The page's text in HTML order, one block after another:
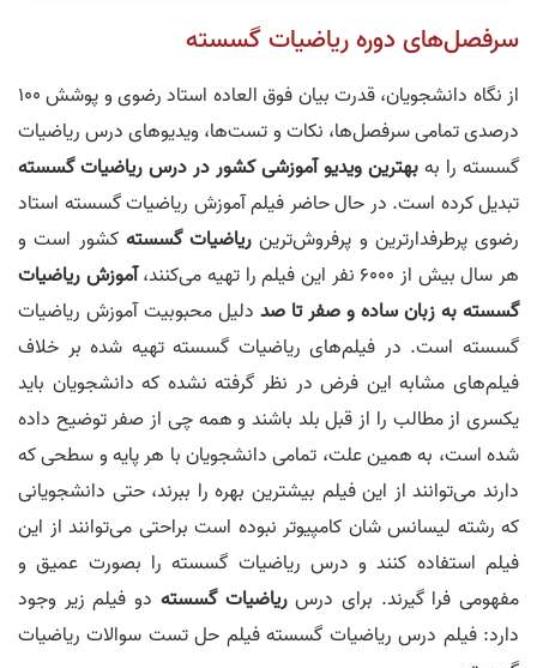
ویدیوها خیلی جامع و کامل بودند واقعا تدریس اساتید عالی بودند
نظر رتبه 8 کنکور 1400
نظر رتبه 2: معماری کامپیوتر و منطقی
نظر رتبه 13 کنکور ارشد کامپیوتر 1401
نظر رتبه 19: تدریس و فن بیان عالی
است
نظر رتبه 12 کنکور ارشد کامپیوتر 1401 نظر رتبه 24: خیلی کامل و جامع است
سرفصل‌های دوره ریاضیات گسسته
از نگاه دانشجویان، قدرت بیان فوق العاده استاد رضوی و پوشش ۱۰۰
درصدی تمامی سرفصل‌ها، نکات و تست‌ها، ویدیوهای درس ریاضیات
گسسته را بهبهترین ویدیو آموزشی کشور در درس ریاضیات گسسته
تبدیل کرده است. در حال حاضر فیلم آموزش ریاضیات گسسته استاد
رضوی پرطرفدارترین و پرفروش‌ترین ریاضیات گسسته کشور است و
هر سال بیش از ۶۰۰۰ نفر این فیلم را تهیه می‌کنند،
آموزش ریاضیات
گسسته به زبان ساده و صفر تا صد دلیل محبوبیت آموزش ریاضیات
گسسته است. در فیلم‌های ریاضیات گسسته تهیه شده بر خلاف
فیلم‌های مشابه این فرض در نظر گرفته نشده که دانشجویان باید
یکسری از مطالب را از قبل بلد باشند و همه چی از صفر توضیح داده
شده است، به همین علت، تمامی دانشجویان با هر پایه و سطحی که
دارند می‌توانند از این فیلم‌ بیشترین بهره را ببرند، حتی دانشجویانی
که رشته لیسانس شان کامپیوتر نبوده است براحتی می‌توانند از این
فیلم استفاده کنند و درس ریاضیات گسسته را بصورت عمیق و
مفهومی فرا گیرند. برای درسریاضیات گسسته دو فیلم زیر وجود
دارد: فیلم درس ریاضیات گسسته فیلم حل تست سوالات ریاضیات